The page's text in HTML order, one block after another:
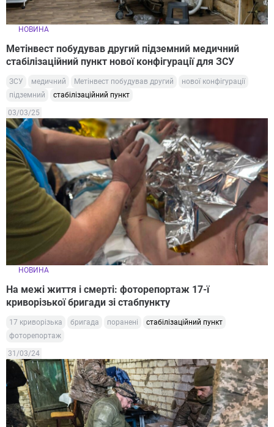
НОВИНА
Метінвест побудував другий підземний медичний
стабілізаційний пункт нової конфігурації для ЗСУ
ЗСУ медичний Метінвест побудував другий
нової конфігурації
підземний
стабілізаційний пункт
03/03/25
НОВИНА
На межі життя і смерті: фоторепортаж 17-ї
криворізької бригади зі стабпункту
17 криворізька бригада поранені
стабілізаційний пункт
фоторепортаж
31/03/24